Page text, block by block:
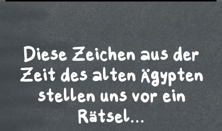
Diese Zeichen aus der
Zeit des alten Ägypten
stellen uns vor ein
Rätsel…